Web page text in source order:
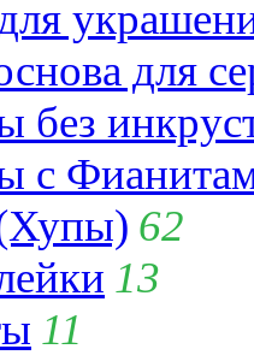
для
без
с
62
13
11